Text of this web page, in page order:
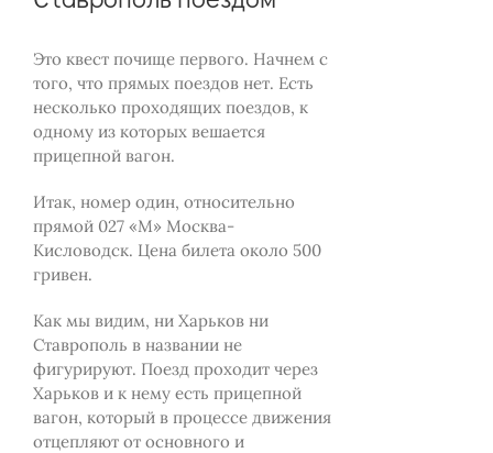
Это квест почище первого. Начнем с
того, что прямых поездов нет. Есть
несколько проходящих поездов, к
одному из которых вешается
прицепной вагон.
Итак, номер один, относительно
прямой 027 «М» Москва-
Кисловодск. Цена билета около 500
гривен.
Как мы видим, ни Харьков ни
Ставрополь в названии не
фигурируют. Поезд проходит через
Харьков и к нему есть прицепной
вагон, который в процессе движения
отцепляют от основного и